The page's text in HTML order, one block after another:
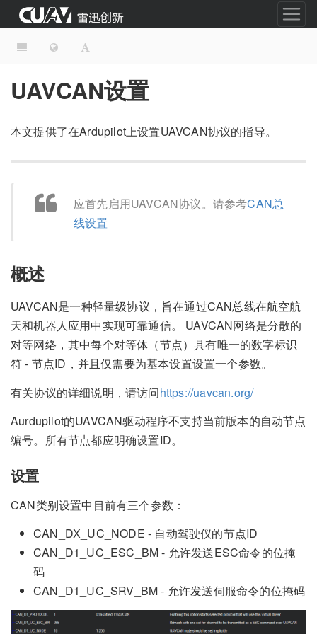
UAVCAN设置
本文提供了在Ardupilot上设置UAVCAN协议的指导。
应首先启用UAVCAN协议。请参考CAN总
线设置
概述
UAVCAN是一种轻量级协议，旨在通过CAN总线在航空航
天和机器人应用中实现可靠通信。 UAVCAN网络是分散的
对等网络，其中每个对等体（节点）具有唯一的数字标识
符 - 节点ID，并且仅需要为基本设置设置一个参数。
有关协议的详细说明，请访问https://uavcan.org/
Aurdupilot的UAVCAN驱动程序不支持当前版本的自动节点
编号。所有节点都应明确设置ID。
设置
CAN类别设置中目前有三个参数：
CAN_DX_UC_NODE - 自动驾驶仪的节点ID
CAN_D1_UC_ESC_BM - 允许发送ESC命令的位掩
码
CAN_D1_UC_SRV_BM - 允许发送伺服命令的位掩码